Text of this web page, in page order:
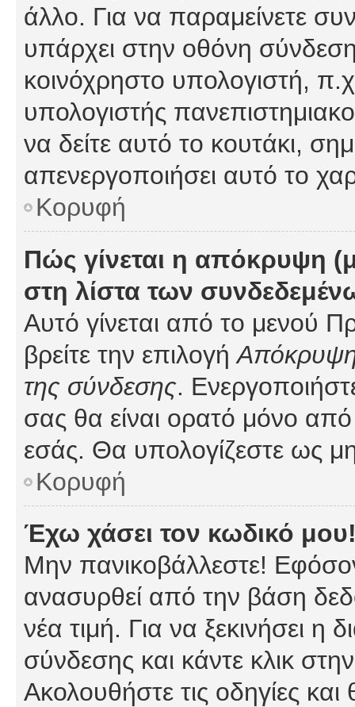
άλλο. Για να παραμείνετε
υπάρχει στην οθόνη
κοινόχρηστο υπολογιστή,
υπολογιστής
να δείτε αυτό το κουτάκι,
απενεργοποιήσει αυτό το
Κορυφή
Πώς γίνεται η απόκρυψη
στη λίστα των
Αυτό γίνεται από το μενού
βρείτε την επιλογήΑπόκρυψη
της σύνδεσης.
σας θα είναι ορατό μόνο από
εσάς. Θα υπολογίζεστε ως
Κορυφή
Έχω χάσει τον κωδικό
Μην πανικοβάλλεστε!
ανασυρθεί από την βάση
νέα τιμή. Για να ξεκινήσει η
σύνδεσης και κάντε κλικ
Ακολουθήστε τις οδηγίες